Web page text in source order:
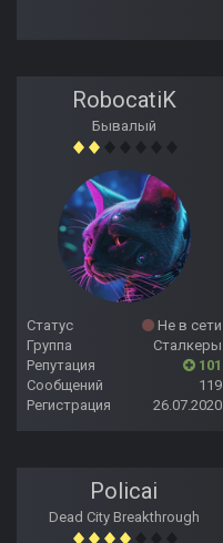
RobocatiK
Бывалый
Статус
Не в сети
Группа
Сталкеры
Репутация
101
Сообщений
119
Регистрация
26.07.2020
Policai
Dead City Breakthrough